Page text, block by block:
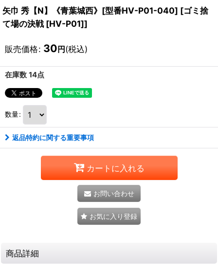
矢巾 秀【N】《青葉城西》[型番HV-P01-040] [ゴミ捨
て場の決戦 [HV-P01]]
販売価格: 30 円 (税込)
在庫数 14点
数量:
返品特約に関する重要事項
カートに入れる
お問い合わせ
お気に入り登録
商品詳細